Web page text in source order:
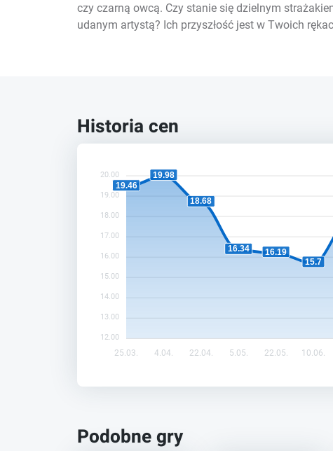
czy czarną owcą. Czy stanie się dzielnym
udanym artystą? Ich przyszłość jest w Twoich
Historia cen
20.00
19.00
18.00
17.00
16.00
15.00
14.00
13.00
12.00
19.46
19.98
18.68
16.34
16.19
15.7
25.03. 4.04. 22.04. 5.05. 22.05. 10.06.
Podobne gry